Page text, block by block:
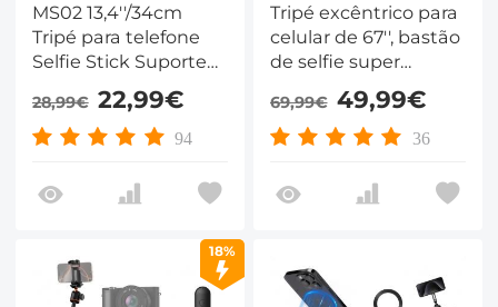
MS02 13,4''/34cm
Tripé para telefone
Selfie Stick Suporte
de mesa laranja cinza
28,99€ 22,99€
94
Tripé excêntrico para
celular de 67'', bastão
de selfie super
portátil e leve -
E224A3 + BH-18 prata
69,99€ 49,99€
36
18%